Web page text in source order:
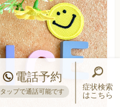
電話予約
タップで通話可能です
症状検索
はこちら